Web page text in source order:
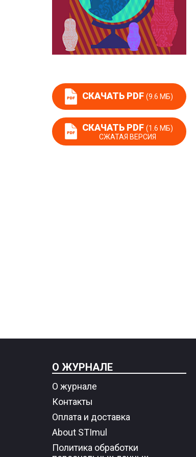
СКАЧАТЬ PDF(9.6 МБ)
СКАЧАТЬ PDF(1.6 МБ)
СЖАТАЯ ВЕРСИЯ
О ЖУРНАЛЕ
О журнале
Контакты
Оплата и доставка
About STImul
Политика обработки